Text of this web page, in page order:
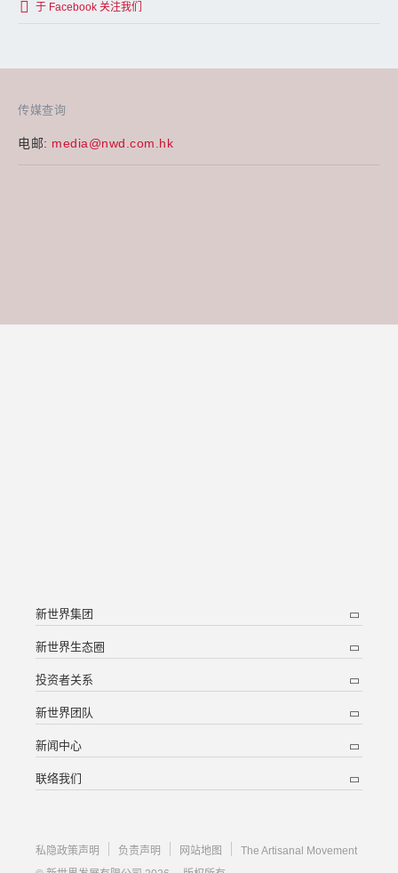
传媒查询
电邮: media@nwd.com.hk
于 Facebook 关注我们
新世界集团
新世界生态圈
投资者关系
新世界团队
新闻中心
联络我们
私隐政策声明 负责声明 网站地图
The Artisanal Movement